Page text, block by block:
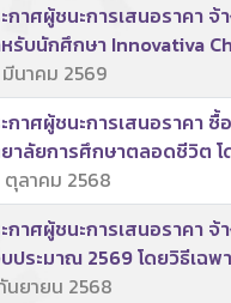
กาศผู้ชนะการเสนอราคา
รับนักศึกษา Innovativa
ยนแปลง โดยวิธีเฉพาะเจาะจง
นาคม 2569
กาศผู้ชนะการเสนอราคา
าลัยการศึกษาตลอดชีวิต โ
ตุลาคม 2568
กาศผู้ชนะการเสนอราคา
ประมาณ 2569 โดยวิธีเฉพา
นยายน 2568